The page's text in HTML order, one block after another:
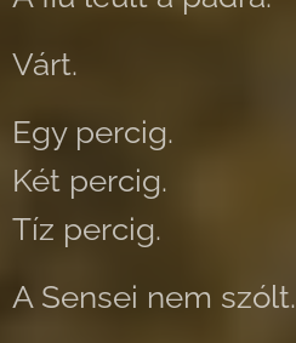
Várt.
Egy percig.
Két percig.
Tíz percig.
A Sensei nem szólt.